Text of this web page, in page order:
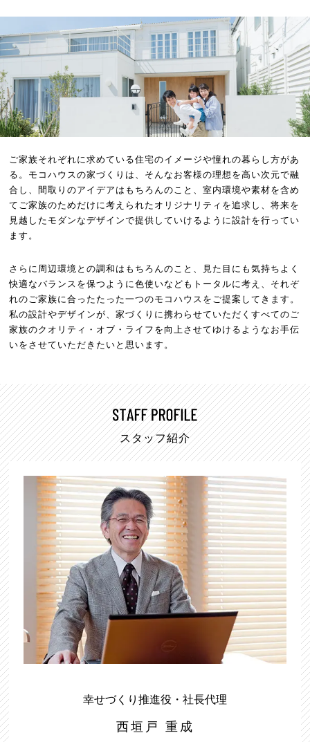
ご家族それぞれに求めている住宅のイメージや憧れの暮らし方があ
る。モコハウスの家づくりは、そんなお客様の理想を高い次元で融
合し、間取りのアイデアはもちろんのこと、室内環境や素材を含め
てご家族のためだけに考えられたオリジナリティを追求し、将来を
見越したモダンなデザインで提供していけるように設計を行ってい
ます。
さらに周辺環境との調和はもちろんのこと、見た目にも気持ちよく
快適なバランスを保つように色使いなどもトータルに考え、それぞ
れのご家族に合ったたった一つのモコハウスをご提案してきます。
私の設計やデザインが、家づくりに携わらせていただくすべてのご
家族のクオリティ・オブ・ライフを向上させてゆけるようなお手伝
いをさせていただきたいと思います。
スタッフ紹介
幸せづくり推進役・社長代理
西垣戸 重成